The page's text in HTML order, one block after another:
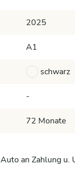
2025
A1
schwarz
-
72 Monate
an Zahlung u.